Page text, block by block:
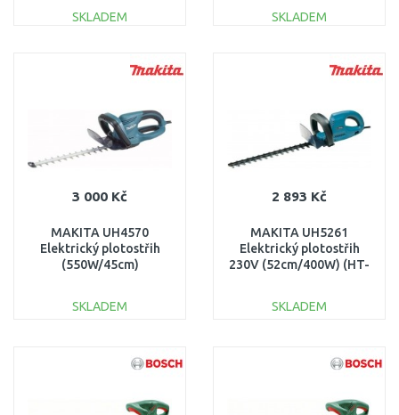
SKLADEM SKLADEM
3 000 Kč
MAKITA UH4570
Elektrický plotostřih
(550W/45cm)
SKLADEM
2 893 Kč
MAKITA UH5261
Elektrický plotostřih
230V (52cm/400W) (HT-
SKLADEM